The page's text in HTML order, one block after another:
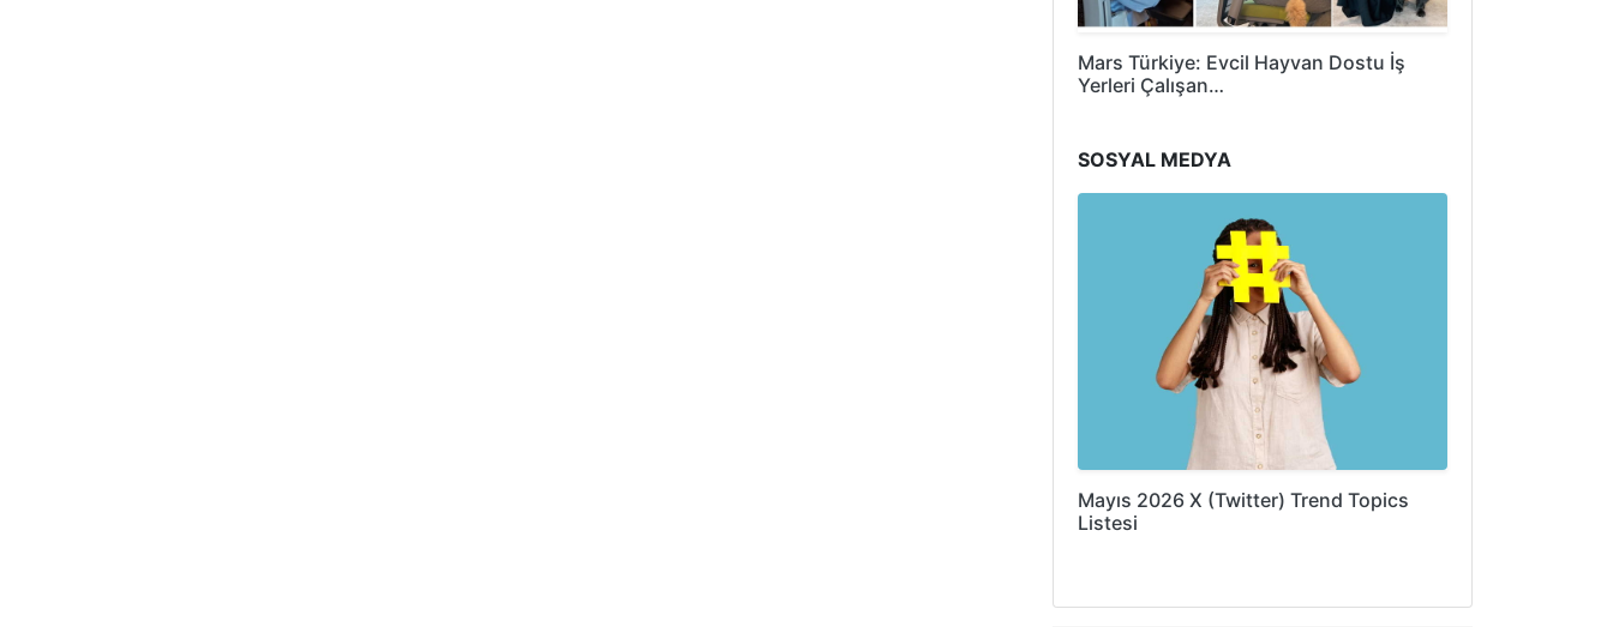
Mars Türkiye: Evcil Hayvan Dostu İş
Yerleri Çalışan…
SOSYAL MEDYA
Mayıs 2026 X (Twitter) Trend Topics
Listesi